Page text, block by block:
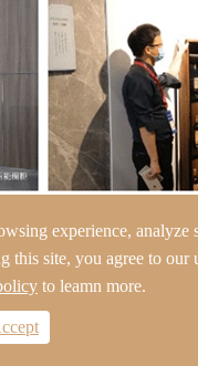
experience, analyze
this site, you agree to our
to leamn more.